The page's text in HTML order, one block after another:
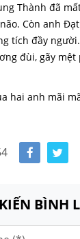
Thành đã
Còn anh
tích đầy
đùi, gãy
hai anh mãi
BÌNH